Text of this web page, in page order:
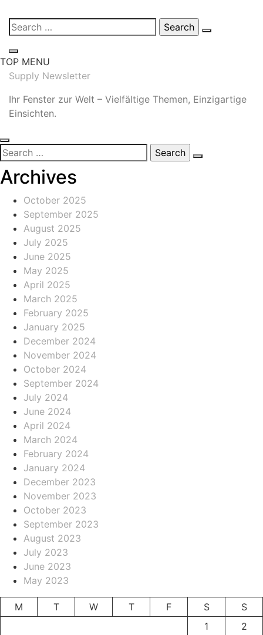
Skip
content
Search
for:
TOP MENU
Supply Newsletter
Ihr Fenster zur Welt – Vielfältige Themen, Einzigartige
Einsichten.
Search
for:
Archives
October 2025
September 2025
August 2025
July 2025
June 2025
May 2025
April 2025
March 2025
February 2025
January 2025
December 2024
November 2024
October 2024
September 2024
July 2024
June 2024
April 2024
March 2024
February 2024
January 2024
December 2023
November 2023
October 2023
September 2023
August 2023
July 2023
June 2023
May 2023
M T W T F S
S
1
2